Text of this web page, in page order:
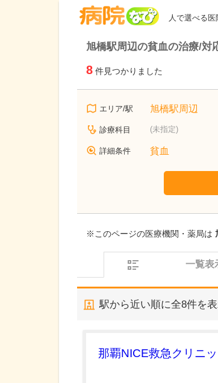
人で選べる医
旭橋駅周辺の貧血の治療/対
8 件見つかりました
エリア/駅 旭橋駅周辺
診療科目 (未指定)
詳細条件 貧血
※このページの医療機関・薬局は
一覧表
駅から近い順に全8件を
那覇NICE救急クリニッ